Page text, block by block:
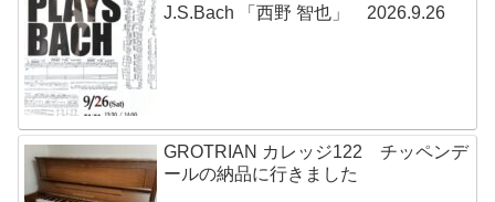
J.S.Bach 「西野 智也」 2026.9.26
GROTRIAN カレッジ122 チッペンデ
ールの納品に行きました